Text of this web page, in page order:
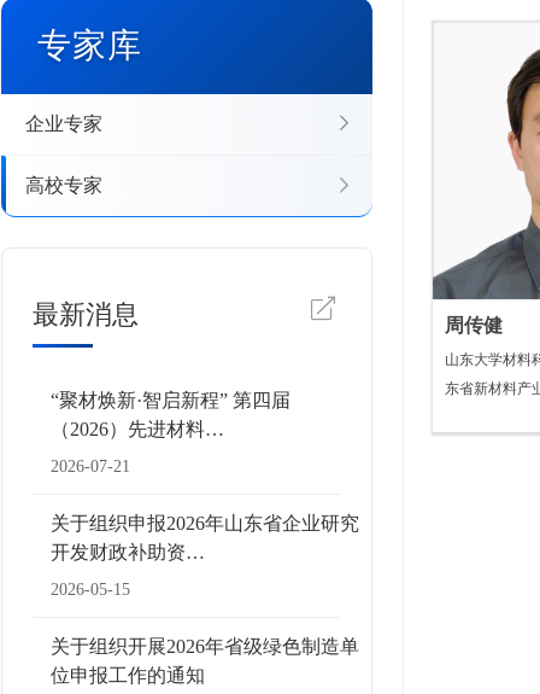
专家库
企业专家
高校专家
最新消息
“聚材焕新·智启新程” 第四届
（2026）先进材料…
2026-07-21
关于组织申报2026年山东省企业研究
开发财政补助资…
2026-05-15
关于组织开展2026年省级绿色制造单
位申报工作的通知
周传健
山东大学材料
东省新材料产